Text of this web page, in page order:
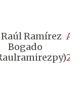
Ramírez
Bogado